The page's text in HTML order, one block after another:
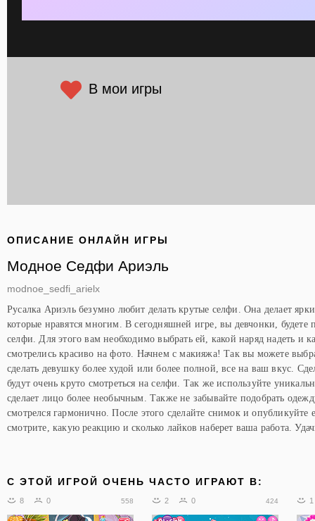
В мои игры
ОПИСАНИЕ ОНЛАЙН ИГРЫ
Модное Седфи Ариэль
modnoe_sedfi_arielx
Русалка Ариэль безумно любит делать крутые селфи. Она делает
которые нравятся многим. В сегодняшней игре, вы девчонки, будете
селфи. Для этого вам необходимо выбрать ей, какой наряд надеть и
смотрелись красиво на фото. Начнем с макияжа! Так вы можете
сделать девушку более худой или более полной, все на ваш вкус.
будут очень круто смотреться на селфи. Так же используйте
сделает лицо более необычным. Также не забывайте подобрать
смотрелся гармонично. После этого сделайте снимок и опубликуйте
смотрите, какую реакцию и сколько лайков наберет ваша работа.
C ЭТОЙ ИГРОЙ ОЧЕНЬ ЧАСТО ИГРАЮТ В:
8 0 558 2 0 424 1